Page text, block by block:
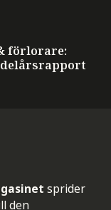
förlorare:
sprider
den